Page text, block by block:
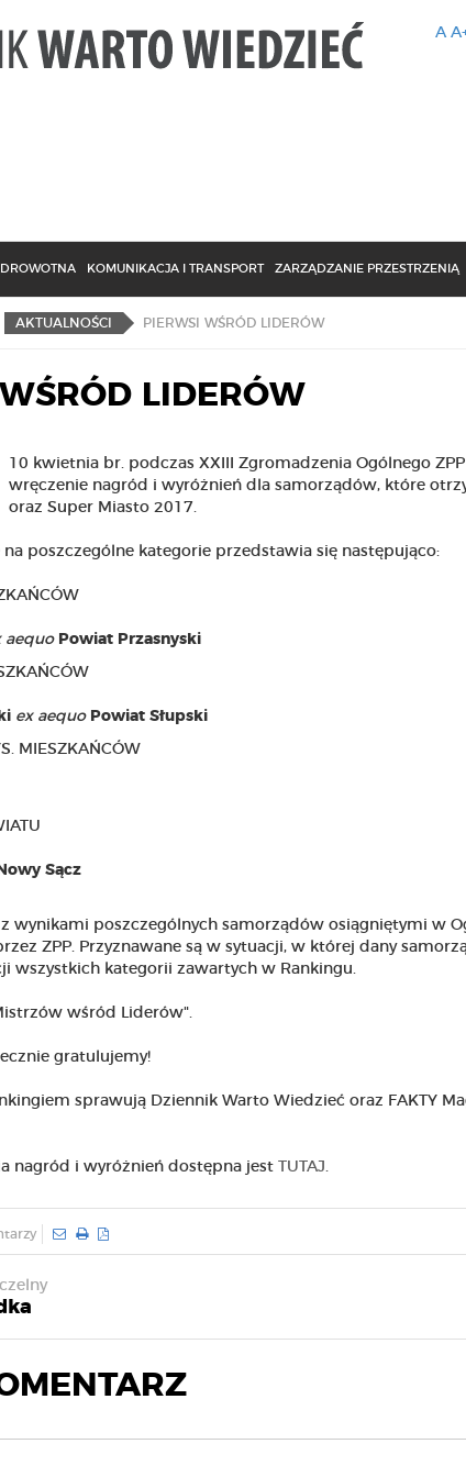
A
KOMUNIKACJA I TRANSPORT ZARZĄDZANIE PRZESTRZENIĄ
AKTUALNOŚCI PIERWSI WŚRÓD LIDERÓW
LIDERÓW
10 kwietnia br. podczas XXIII Zgromadzenia Ogólnego
wręczenie nagród i wyróżnień dla samorządów, które
oraz Super Miasto 2017.
poszczególne kategorie przedstawia się następująco:
aequo Powiat Przasnyski
ex aequo Powiat Słupski
MIESZKAŃCÓW
Nowy Sącz
wynikami poszczególnych samorządów osiągniętymi w
ZPP. Przyznawane są w sytuacji, w której dany
wszystkich kategorii zawartych w Rankingu.
wśród Liderów".
gratulujemy!
sprawują Dziennik Warto Wiedzieć oraz FAKTY
nagród i wyróżnień dostępna jest TUTAJ.